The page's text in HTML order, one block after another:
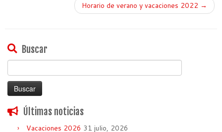
Horario de verano y vacaciones 2022 →
Buscar
Últimas noticias
Vacaciones 2026 31 julio, 2026